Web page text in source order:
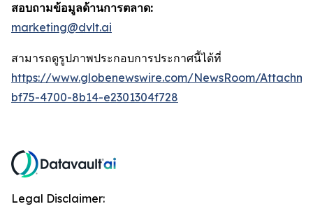
สอบถามข้อมูลด้านการตลาด:
marketing@dvlt.ai
สามารถดูรูปภาพประกอบการประกาศนี้ได้ที่
https://www.globenewswire.com/NewsRoom/
bf75-4700-8b14-e2301304f728
Legal Disclaimer: